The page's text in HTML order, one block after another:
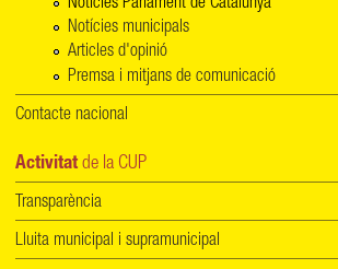
Notícies Parlament de Catalunya
Notícies municipals
Articles d'opinió
Premsa i mitjans de comunicació
Contacte nacional
Activitat de la CUP
Transparència
Lluita municipal i supramunicipal